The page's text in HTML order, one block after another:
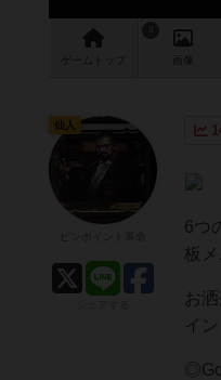
ゲーム 画像
6つ
板
お
イ
仙人